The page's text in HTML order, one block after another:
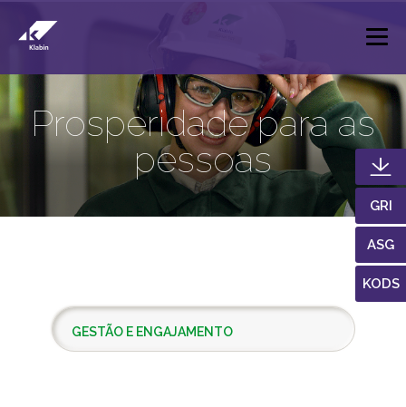
Pular para o Conteúdo principal
Prosperidade para as
pessoas
GRI
ASG
KODS
GESTÃO E ENGAJAMENTO